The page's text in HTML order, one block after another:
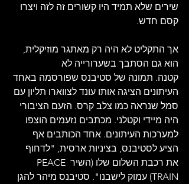
שירים שלא תמיד היו קשורים זה לזה ויצרו
קסם חדש.
אך התקליט לא היה רק מאתגר מוזיקלית,
הוא גם הסתבך בשערורייה לא
קטנה. תמונה של סטיבנס שפורסמה באחד
העיתונים הציגה אותו עונד לצווארו תליון עם
סמל שנראה כמו צלב קרס. הזעם הציבורי
היה מיידי וקטלני. מכתבים נזעמים הוצפו
למערכות העיתונים. אחד הכותבים אף
הציע לסטיבנס, בציניות ארסית, "לדחוף
את רכבת השלום שלו (השיר PEACE
TRAIN) עמוק לישבנו". סטיבנס מיהר להגן